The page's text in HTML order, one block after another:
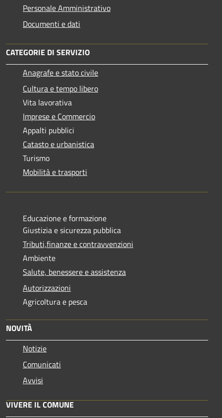
Personale Amministrativo
Documenti e dati
CATEGORIE DI SERVIZIO
Anagrafe e stato civile
Cultura e tempo libero
Vita lavorativa
Imprese e Commercio
Appalti pubblici
Catasto e urbanistica
Turismo
Mobilità e trasporti
Educazione e formazione
Giustizia e sicurezza pubblica
Tributi,finanze e contravvenzioni
Ambiente
Salute, benessere e assistenza
Autorizzazioni
Agricoltura e pesca
NOVITÀ
Notizie
Comunicati
Avvisi
VIVERE IL COMUNE